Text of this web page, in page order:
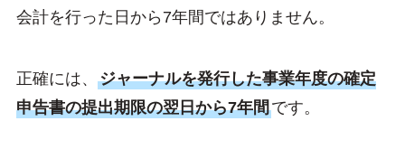
会計を行った日から7年間ではありません。
正確には、 ジャーナルを発行した事業年度の確定
申告書の提出期限の翌日から7年間です。